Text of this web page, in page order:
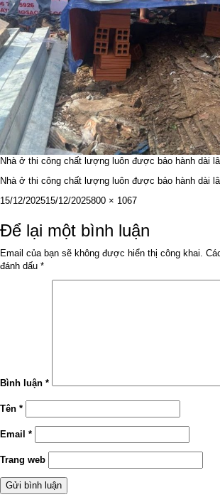
Nhà ở thi công chất lượng luôn được bảo hành dài
Nhà ở thi công chất lượng luôn được bảo hành dài
Đăng
ngày
15/12/202515/12/2025Kích
đầy
đủ
800 × 1067
Để lại một bình luận
Email của bạn sẽ không được hiển thị công khai.
đánh dấu *
Bình luận *
Tên *
Email *
Trang web